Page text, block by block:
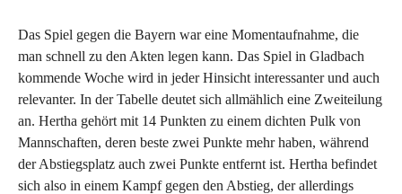
Das Spiel gegen die Bayern war eine Momentaufnahme, die
man schnell zu den Akten legen kann. Das Spiel in Gladbach
kommende Woche wird in jeder Hinsicht interessanter und auch
relevanter. In der Tabelle deutet sich allmählich eine Zweiteilung
an. Hertha gehört mit 14 Punkten zu einem dichten Pulk von
Mannschaften, deren beste zwei Punkte mehr haben, während
der Abstiegsplatz auch zwei Punkte entfernt ist. Hertha befindet
sich also in einem Kampf gegen den Abstieg, der allerdings